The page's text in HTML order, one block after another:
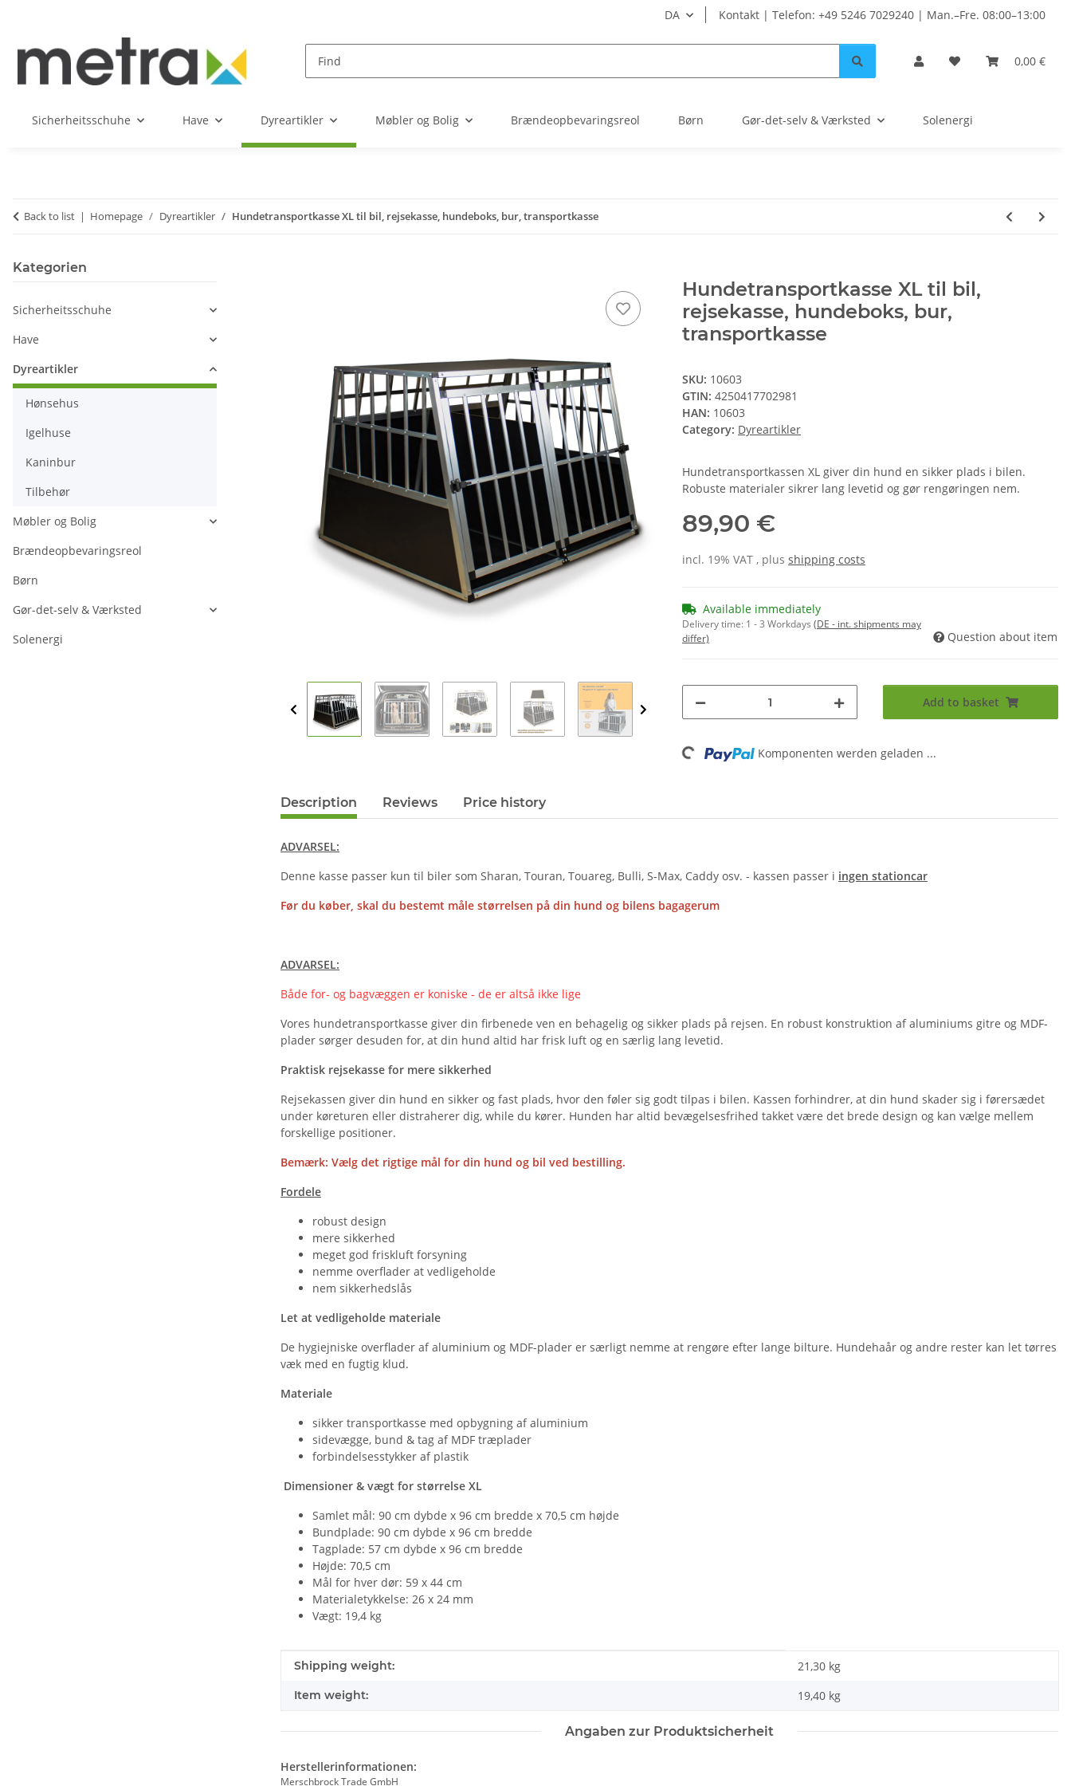
DA Kontakt | Telefon: +49 5246 7029240 | Man.–Fre. 08:00–13:00
0,00 €
Sicherheitsschuhe Have Dyreartikler Møbler og Bolig Brændeopbevaringsreol Børn Gør-det-selv & Værksted Solenergi
Back to list Homepage Dyreartikler Hundetransportkasse XL til bil, rejsekasse, hundeboks, bur, transportkasse
Hundetransportkasse XL til bil,
rejsekasse, hundeboks, bur,
transportkasse
SKU: 10603
GTIN: 4250417702981
HAN: 10603
Category: Dyreartikler
Hundetransportkassen XL giver din hund en sikker plads i bilen.
Robuste materialer sikrer lang levetid og gør rengøringen nem.
89,90 €
incl. 19% VAT , plus shipping costs
Available immediately
Delivery time: 1 - 3 Workdays (DE - int. shipments may
differ)
Question about item
Add to basket
Loading... Komponenten werden geladen ...
Description Reviews Price history
ADVARSEL:
Denne kasse passer kun til biler som Sharan, Touran, Touareg, Bulli, S-Max, Caddy osv. - kassen passer i ingen stationcar
Før du køber, skal du bestemt måle størrelsen på din hund og bilens bagagerum
ADVARSEL:
Både for- og bagvæggen er koniske - de er altså ikke lige
Vores hundetransportkasse giver din firbenede ven en behagelig og sikker plads på rejsen. En robust konstruktion af aluminiums gitre og MDF-
plader sørger desuden for, at din hund altid har frisk luft og en særlig lang levetid.
Praktisk rejsekasse for mere sikkerhed
Rejsekassen giver din hund en sikker og fast plads, hvor den føler sig godt tilpas i bilen. Kassen forhindrer, at din hund skader sig i førersædet
under køreturen eller distraherer dig, while du kører. Hunden har altid bevægelsesfrihed takket være det brede design og kan vælge mellem
forskellige positioner.
Bemærk: Vælg det rigtige mål for din hund og bil ved bestilling.
Fordele
robust design
mere sikkerhed
meget god friskluft forsyning
nemme overflader at vedligeholde
nem sikkerhedslås
Let at vedligeholde materiale
De hygiejniske overflader af aluminium og MDF-plader er særligt nemme at rengøre efter lange bilture. Hundehaår og andre rester kan let tørres
væk med en fugtig klud.
Materiale
sikker transportkasse med opbygning af aluminium
sidevægge, bund & tag af MDF træplader
forbindelsesstykker af plastik
Dimensioner & vægt for størrelse XL
Samlet mål: 90 cm dybde x 96 cm bredde x 70,5 cm højde
Bundplade: 90 cm dybde x 96 cm bredde
Tagplade: 57 cm dybde x 96 cm bredde
Højde: 70,5 cm
Mål for hver dør: 59 x 44 cm
Materialetykkelse: 26 x 24 mm
Vægt: 19,4 kg
#productDetails.itemInformation#
#productDetails.itemValue#
Shipping weight: 21,30 kg
Item weight: 19,40 kg
Angaben zur Produktsicherheit
Herstellerinformationen:
Merschbrock Trade GmbH
Kategorien
Sicherheitsschuhe
Have
Dyreartikler
Hønsehus
Igelhuse
Kaninbur
Tilbehør
Møbler og Bolig
Brændeopbevaringsreol
Børn
Gør-det-selv & Værksted
Solenergi